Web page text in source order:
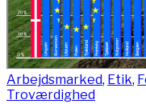
Arbejdsmarked, Etik,
Troværdighed